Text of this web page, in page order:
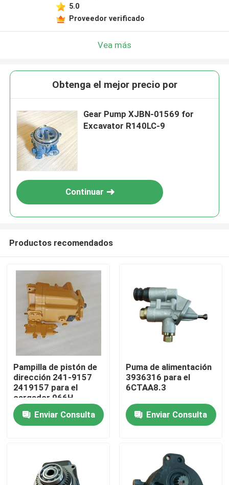
Inicio
Productos
Los vídeos
Sobre nosotros
5.0
Proveedor verificado
Vea más
Obtenga el mejor precio por
Gear Pump XJBN-01569 for
Excavator R140LC-9
Continuar
Productos recomendados
Pampilla de pistón de
dirección 241-9157
2419157 para el
cargador 966H
Enviar Consulta
Puma de alimentación
3936316 para el
6CTAA8.3
Enviar Consulta